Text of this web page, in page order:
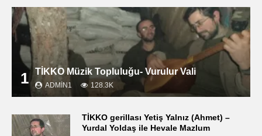
1 TİKKO Müzik Topluluğu- Vurulur Vali
ADMIN1 128.3K
TİKKO gerillası Yetiş Yalnız (Ahmet) –
Yurdal Yoldaş ile Hevale Mazlum